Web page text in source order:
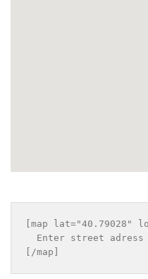
[map lat="40.79028"
Enter street